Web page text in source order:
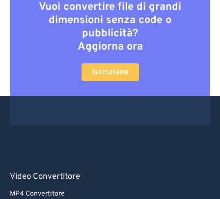
Vuoi convertire file di grandi
dimensioni senza code o
pubblicità?
Aggiorna ora
Iscrizione
Video Convertitore
MP4 Convertitore